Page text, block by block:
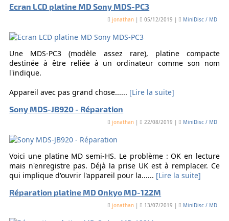
Ecran LCD platine MD Sony MDS-PC3
jonathan| 05/12/2019 | MiniDisc / MD
Une MDS-PC3 (modèle assez rare), platine compacte
destinée à être reliée à un ordinateur comme son nom
l'indique.
Appareil avec pas grand chose...... [Lire la suite]
Sony MDS-JB920 - Réparation
jonathan| 22/08/2019 | MiniDisc / MD
Voici une platine MD semi-HS. Le problème : OK en lecture
mais n'enregistre pas. Déjà la prise UK est à remplacer. Ce
qui implique d'ouvrir l'appareil pour la...... [Lire la suite]
Réparation platine MD Onkyo MD-122M
jonathan| 13/07/2019 | MiniDisc / MD